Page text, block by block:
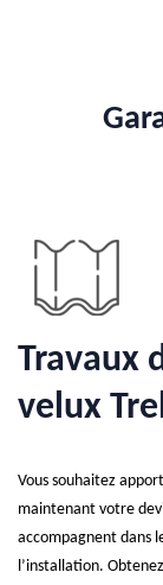
Travaux
velux
Vous souhaitez
maintenant votre
accompagnent dans
l’installation.